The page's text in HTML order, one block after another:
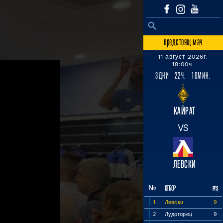
Search
SEARCH BUTTON
предстоящ мач
11 август 2026г.
18:00ч.
3ДНИ 22Ч. 10МИН.
КАЙРАТ
VS
ЛЕВСКИ
№ ОТБОР PTS
1 Левски
9
2
Лудогорец
9